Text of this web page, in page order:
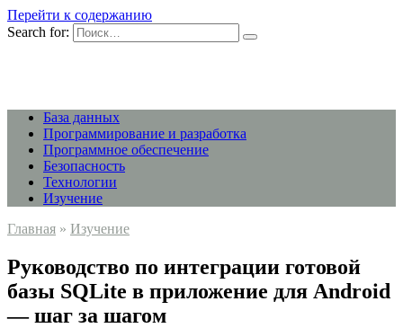
Перейти к содержанию
Search for:
База данных
Программирование и разработка
Программное обеспечение
Безопасность
Технологии
Изучение
Главная » Изучение
Руководство по интеграции готовой
базы SQLite в приложение для Android
— шаг за шагом